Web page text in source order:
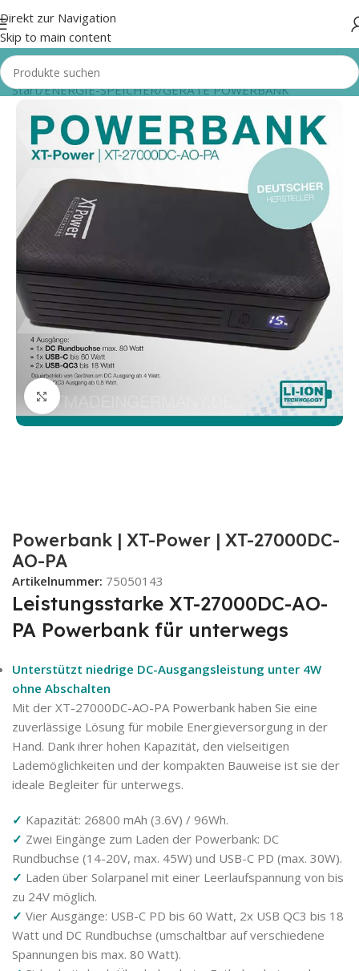
Direkt zur Navigation
Skip to main content
Start/ENERGIE-SPEICHER/GERÄTE POWERBANK
Zum Vergrößern klicken
Powerbank | XT-Power | XT-27000DC-
AO-PA
Artikelnummer: 75050143
Leistungsstarke XT-27000DC-AO-
PA Powerbank für unterwegs
Unterstützt niedrige DC-Ausgangsleistung unter 4W
ohne Abschalten
Mit der XT-27000DC-AO-PA Powerbank haben Sie eine
zuverlässige Lösung für mobile Energieversorgung in der
Hand. Dank ihrer hohen Kapazität, den vielseitigen
Lademöglichkeiten und der kompakten Bauweise ist sie der
ideale Begleiter für unterwegs.
✓ Kapazität: 26800 mAh (3.6V) / 96Wh.
✓ Zwei Eingänge zum Laden der Powerbank: DC
Rundbuchse (14-20V, max. 45W) und USB-C PD (max. 30W).
✓ Laden über Solarpanel mit einer Leerlaufspannung von bis
zu 24V möglich.
✓ Vier Ausgänge: USB-C PD bis 60 Watt, 2x USB QC3 bis 18
Watt und DC Rundbuchse (umschaltbar auf verschiedene
Spannungen bis max. 80 Watt).